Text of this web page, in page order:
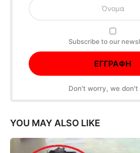
Subscribe to our
Don't worry, we don't
YOU MAY ALSO LIKE